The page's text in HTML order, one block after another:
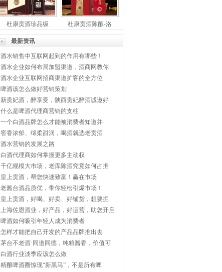
杜康贡酒珍品级 杜康贡酒陈酿-洛
最新资讯
酒水销售中互联网起到的作用有哪些！
酒水企业如何布局加盟渠道，酒商网教你
酒水企业互联网招商渠道扩客的全方位
啤酒该怎么做好营销策划
新贵妃酒，醉享受，陕西贵妃醉酒诚邀好
什么是啤酒代理商营销的支柱
一个白酒品牌怎么才能被消费者知道并
窖香浓郁、绵柔甜润，喝酒就选老贡酒
酒水营销的发展之路
白酒代理商如何掌握更多主动权
千亿规模大市场，老库陈酒究竟如何占据
皇上贡酒，帮您快速致富！赢在市场
老酱台酒品质优，带你轻松引爆市场！
皇上贡酒，好喝、好卖、好铺货，想要掘
上海佐恩酒业，好产品，好运营，助您开启
啤酒如何吸引年轻人成为消费者
怎样才能把自己开发的产品品牌推出去
茅台不老酒·同道同德，纯粮酱香，价值可
白酒行业淡季应该怎么做
精酿啤酒圈惊现“新黑马”，不是所有啤